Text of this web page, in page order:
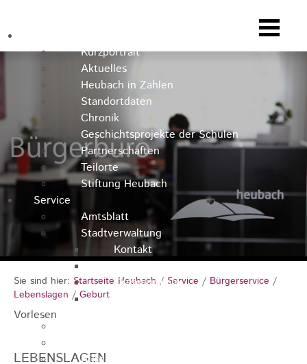
Kurzportrait
Aktuelles
Heubach in Zahlen
Standortdaten
Chronik
Geschichtsprojekte der Schulen
Partnerschaften
Teilorte
Stiftung Heubach
Service
Amtsblatt
Stadtverwaltung
Kontakt
Rathausteam
Organigramm
Bürgerservice
Sie sind hier: Startseite Heubach / Service / Bürgerservice /
Lebenslagen /Geburt
Vorlesen
LEBENSLAGEN